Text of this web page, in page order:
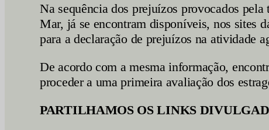
Na sequência dos prejuízos provocados
Mar, já se encontram disponíveis, nos sites
para a declaração de prejuízos na atividade
De acordo com a mesma informação,
proceder a uma primeira avaliação dos
PARTILHAMOS OS LINKS